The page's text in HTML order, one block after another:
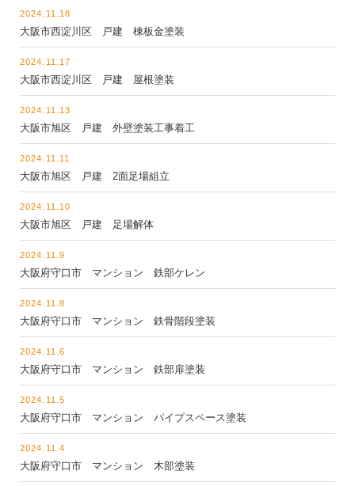
2024.11.18
大阪市西淀川区 戸建 棟板金塗装
2024.11.17
大阪市西淀川区 戸建 屋根塗装
2024.11.13
大阪市旭区 戸建 外壁塗装工事着工
2024.11.11
大阪市旭区 戸建 2面足場組立
2024.11.10
大阪市旭区 戸建 足場解体
2024.11.9
大阪府守口市 マンション 鉄部ケレン
2024.11.8
大阪府守口市 マンション 鉄骨階段塗装
2024.11.6
大阪府守口市 マンション 鉄部扉塗装
2024.11.5
大阪府守口市 マンション パイプスペース塗装
2024.11.4
大阪府守口市 マンション 木部塗装